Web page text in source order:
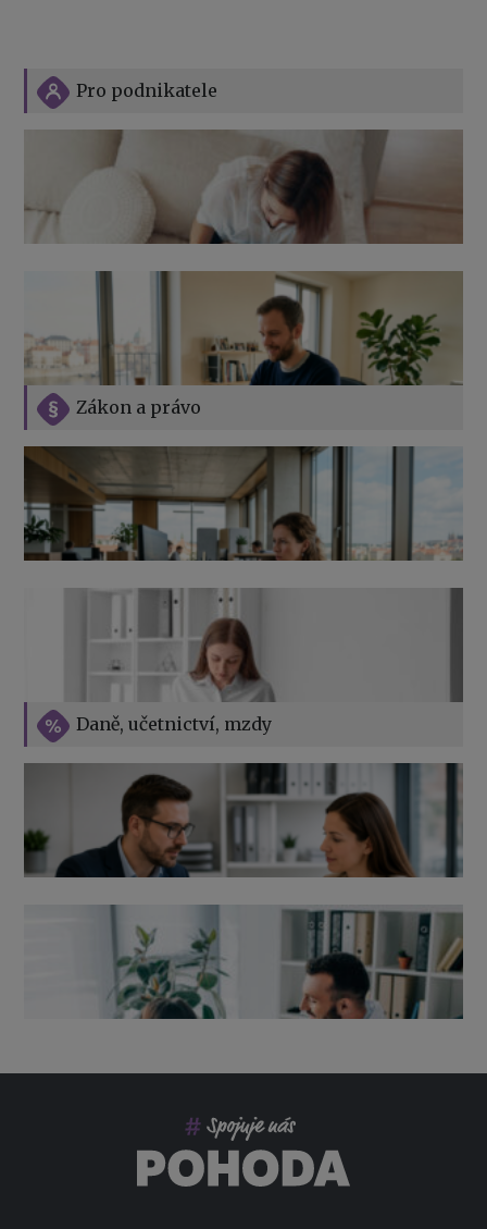
Daně, učetnictví, mzdy
Zákon a právo
Vše o překážkách v práci na straně zaměstnavatele
Výpověď ze zdravotních důvodů 2026 – průvodce pro
zaměstnavatele
Pro podnikatele
Jak na podnikání při rodičovské dovolené
Přehledy pro OSSZ a zdravotní pojišťovny – jak na ně
v roce 2026